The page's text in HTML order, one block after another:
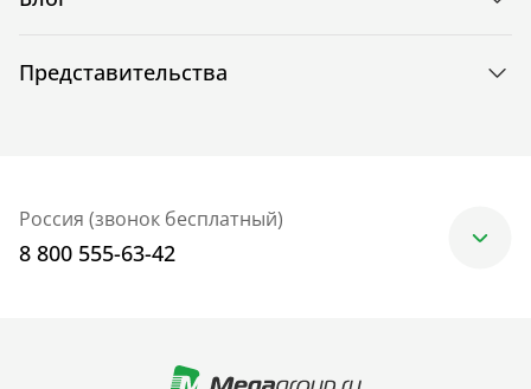
Представительства
Россия (звонок бесплатный)
8 800 555-63-42
+7 (499) 705-30-10